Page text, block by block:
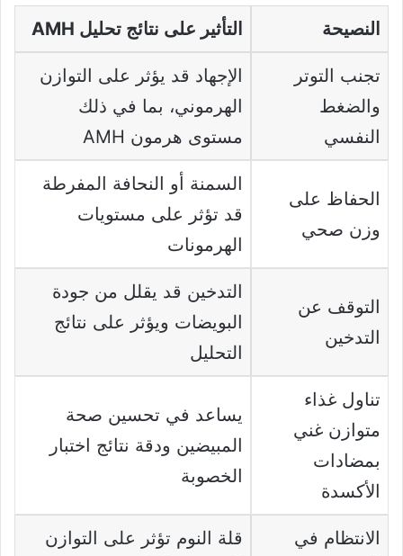
النصيحة التأثير على نتائج تحليل AMH
تجنب التوتر
والضغط
النفسي
الإجهاد قد يؤثر على التوازن
الهرموني، بما في ذلك
مستوى هرمون AMH
الحفاظ على
وزن صحي
السمنة أو النحافة المفرطة
قد تؤثر على مستويات
الهرمونات
التوقف عن
التدخين
التدخين قد يقلل من جودة
البويضات ويؤثر على نتائج
التحليل
تناول غذاء
متوازن غني
بمضادات
الأكسدة
يساعد في تحسين صحة
المبيضين ودقة نتائج اختبار
الخصوبة
الانتظام في
قلة النوم تؤثر على التوازن